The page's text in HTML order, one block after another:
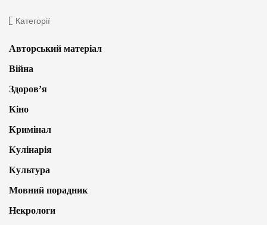
Категорії
Авторський матеріал
Війна
Здоров’я
Кіно
Кримінал
Кулінарія
Культура
Мовний порадник
Некрологи